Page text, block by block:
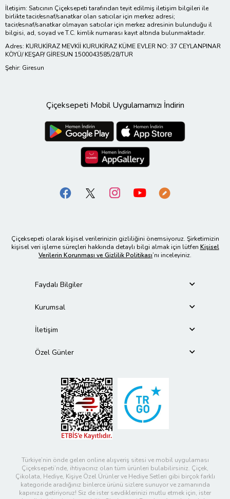
İletişim: Satıcının Çiçeksepeti tarafından teyit edilmiş iletişim bilgileri ile
birlikte tacir/esnaf/sanatkar olan satıcılar için merkez adresi;
tacir/esnaf/sanatkar olmayan satıcılar için merkez adresinin bulunduğu il
bilgisi, ad, soyad ve T.C. kimlik numarası kayıt altında bulunmaktadır.
Adres: KURUKİRAZ MEVKİİ KURUKİRAZ KÜME EVLER NO: 37 CEYLANPINAR
KÖYÜ/ KEŞAP/ GİRESUN 1500043585/28/TUR
Şehir: Giresun
Çiçeksepeti Mobil Uygulamamızı İndirin
Çiçeksepeti olarak kişisel verilerinizin gizliliğini önemsiyoruz. Şirketimizin
kişisel veri işleme süreçleri hakkında detaylı bilgi almak için lütfen Kişisel
Verilerin Korunması ve Gizlilik Politikası’nı inceleyiniz.
Faydalı Bilgiler
Kurumsal
İletişim
Özel Günler
Türkiye’nin önde gelen online alışveriş sitesi ve mobil uygulaması
Çiçeksepeti’nde, ihtiyacınız olan tüm ürünleri bulabilirsiniz. Çiçek,
Çikolata, Hediye, Kişiye Özel Ürünler ve Hediye Setleri gibi birçok farklı
kategoride aradığınız binlerce ürünü sizlere sunuyor ve zamanında
kapınıza getiriyoruz! Siz de ister sevdiklerinizi mutlu etmek için, ister